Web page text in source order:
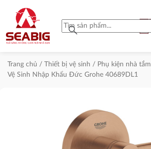
search
Trang chủ / Thiết bị vệ sinh / Phụ kiện nhà tắm
Vệ Sinh Nhập Khẩu Đức Grohe 40689DL1